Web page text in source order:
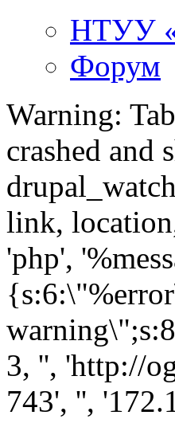
НТУУ
Форум
Warning:
crashed and
link,
'php',
3, '', 'http://
743', '',